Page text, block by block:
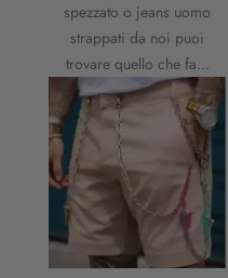
spezzato o jeans uomo
strappati da noi puoi
trovare quello che fa...